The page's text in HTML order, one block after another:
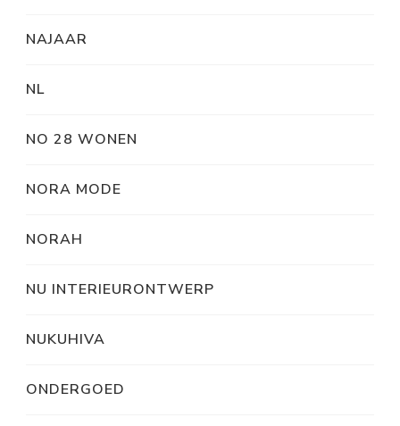
NAJAAR
NL
NO 28 WONEN
NORA MODE
NORAH
NU INTERIEURONTWERP
NUKUHIVA
ONDERGOED